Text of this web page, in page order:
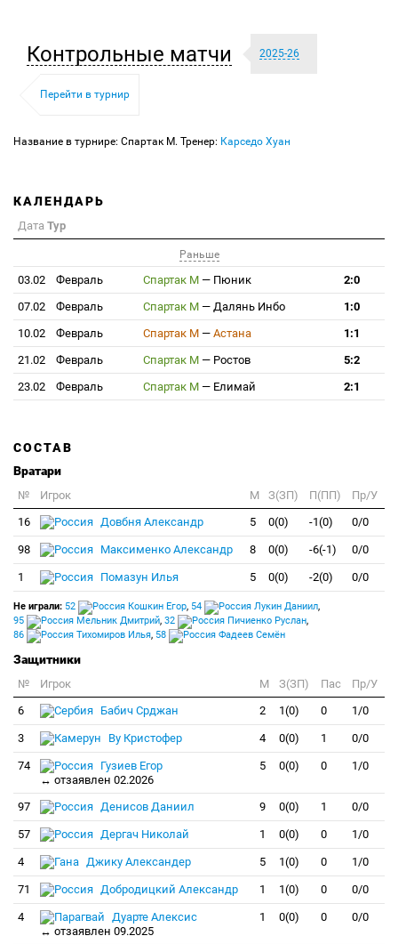
Контрольные матчи 2025-26
Перейти в турнир
Название в турнире: Спартак М. Тренер: Карседо Хуан
КАЛЕНДАРЬ
Дата Тур
Раньше
03.02 Февраль Спартак М — Пюник
2:0
07.02
Февраль Спартак М — Далянь Инбо
1:0
10.02
Февраль Спартак М — Астана
1:1
21.02
Февраль Спартак М — Ростов
5:2
23.02
Февраль Спартак М — Елимай 2:1
СОСТАВ
Вратари
№ Игрок M З(ЗП) П(ПП)
Пр/У
16
Довбня Александр 5 0(0) -1(0) 0/0
98 Максименко Александр 8 0(0) -6(-1) 0/0
1 Помазун Илья 5 0(0) -2(0) 0/0
Не играли: 52 Кошкин Егор, 54 Лукин Даниил,
95
Мельник Дмитрий, 32 Пичиенко Руслан,
86
Тихомиров Илья, 58 Фадеев Семён
Защитники
№ Игрок M З(ЗП) Пас
Пр/У
6
Бабич Срджан 2 1(0) 0 1/0
3 Ву Кристофер 4 0(0) 1 0/0
74
Гузиев Егор
↔ отзаявлен 02.2026
5 0(0) 0 1/0
97 Денисов Даниил 9 0(0) 1 0/0
57 Дергач Николай 1 0(0) 0 1/0
4 Джику Александер 5 1(0) 0 1/0
71 Добродицкий Александр 1 1(0) 0 0/0
4
Дуарте Алексис
↔ отзаявлен 09.2025
1 0(0) 0 0/0